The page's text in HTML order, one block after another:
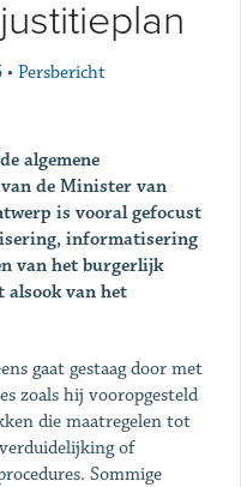
• Persbericht
algemene
de Minister van
is vooral gefocust
informatisering
van het burgerlijk
van het
gaat gestaag door met
zoals hij vooropgesteld
die maatregelen tot
of
Sommige